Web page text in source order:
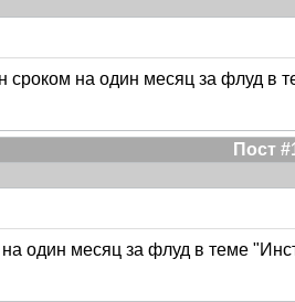
сроком на один месяц за флуд в
Пост
один месяц за флуд в теме